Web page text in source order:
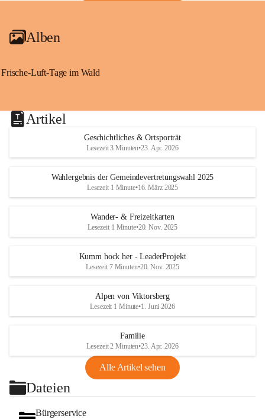
Alben
Frische-Luft-Tage im Wald
Artikel
Geschichtliches & Ortsporträt
Lesezeit 3 Minuten•23. Apr. 2026
Wahlergebnis der Gemeindevertretungswahl 2025
Lesezeit 1 Minute•16. März 2025
Wander- & Freizeitkarten
Lesezeit 1 Minute•20. Nov. 2025
Kumm hock her - LeaderProjekt
Lesezeit 7 Minuten•20. Nov. 2025
Alpen von Viktorsberg
Lesezeit 1 Minute•1. Juni 2026
Familie
Lesezeit 2 Minuten•23. Apr. 2026
Alle Artikel sehen
Dateien
Bürgerservice